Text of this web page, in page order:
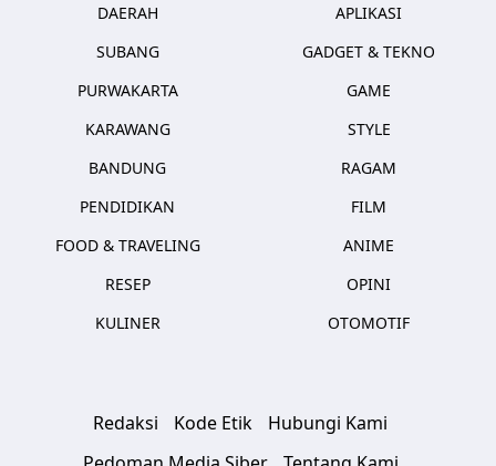
DAERAH
SUBANG
PURWAKARTA
KARAWANG
BANDUNG
PENDIDIKAN
FOOD & TRAVELING
RESEP
KULINER
APLIKASI
GADGET & TEKNO
GAME
STYLE
RAGAM
FILM
ANIME
OPINI
OTOMOTIF
Redaksi Kode Etik
Hubungi Kami